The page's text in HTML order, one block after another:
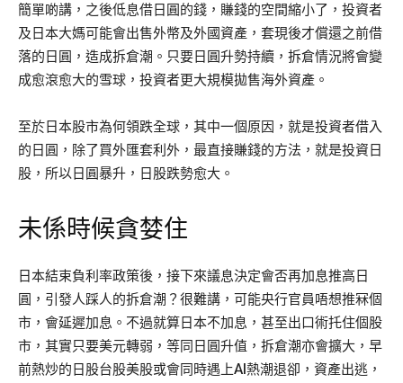
簡單啲講，之後低息借日圓的錢，賺錢的空間縮小了，投資者
及日本大媽可能會出售外幣及外國資產，套現後才償還之前借
落的日圓，造成拆倉潮。只要日圓升勢持續，拆倉情況將會變
成愈滾愈大的雪球，投資者更大規模拋售海外資產。
至於日本股市為何領跌全球，其中一個原因，就是投資者借入
的日圓，除了買外匯套利外，最直接賺錢的方法，就是投資日
股，所以日圓暴升，日股跌勢愈大。
未係時候貪婪住
日本結束負利率政策後，接下來議息決定會否再加息推高日
圓，引發人踩人的拆倉潮？很難講，可能央行官員唔想推冧個
市，會延遲加息。不過就算日本不加息，甚至出口術托住個股
市，其實只要美元轉弱，等同日圓升值，拆倉潮亦會擴大，早
前熱炒的日股台股美股或會同時遇上AI熱潮退卻，資產出逃，